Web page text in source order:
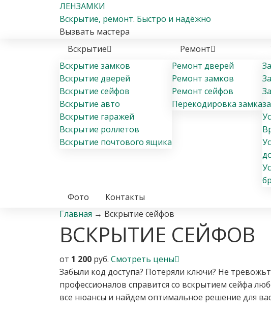
ЛЕНЗАМКИ
Вскрытие, ремонт. Быстро и надёжно
Вызвать мастера
Вскрытие
Вскрытие замков
Вскрытие дверей
Вскрытие сейфов
Вскрытие авто
Вскрытие гаражей
Вскрытие роллетов
Вскрытие почтового ящика
Ремонт
Ремонт дверей
Ремонт замков
Ремонт сейфов
Перекодировка замка
Фото
Контакты
Главная → Вскрытие сейфов
ВСКРЫТИЕ СЕЙФОВ
от 1 200 руб. Смотреть цены
Забыли код доступа? Потеряли ключи? Не
профессионалов справится со вскрытием сейфа
все нюансы и найдем оптимальное решение для